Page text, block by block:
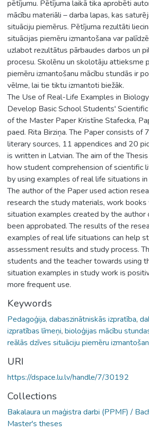
pētījumu. Pētījuma laikā tika aprobēti
mācību materiāli – darba lapas, kas
situāciju piemērus. Pētījuma rezultāti
situācijas piemēru izmantošana var
uzlabot rezultātus pārbaudes darbos un
procesu. Skolēnu un skolotāju attieksme
piemēru izmantošanu mācību stundās ir
vēlme, lai tie tiktu izmantoti biežāk.
The Use of Real-Life Examples in
Develop Basic School Students'
of the Master Paper Kristīne Stafecka,
paed. Rita Birziņa. The Paper consists of
literary sources, 11 appendices and 20
is written in Latvian. The aim of the
how student comprehension of scientific
by using examples of real life situations
The author of the Paper used action
research the study materials, work
situation examples created by the author
been approbated. The results of the
examples of real life situations can help
assessment results and study process.
students and the teacher towards using
situation examples in study work is
more frequent use.
Keywords
Pedagoģija, dabaszinātniskās izpratība,
izpratības līmeņi, bioloģijas mācību
reālās dzīves situāciju piemēru
URI
https://dspace.lu.lv/handle/7/30192
Collections
Bakalaura un maģistra darbi (PPMF) /
Master's theses